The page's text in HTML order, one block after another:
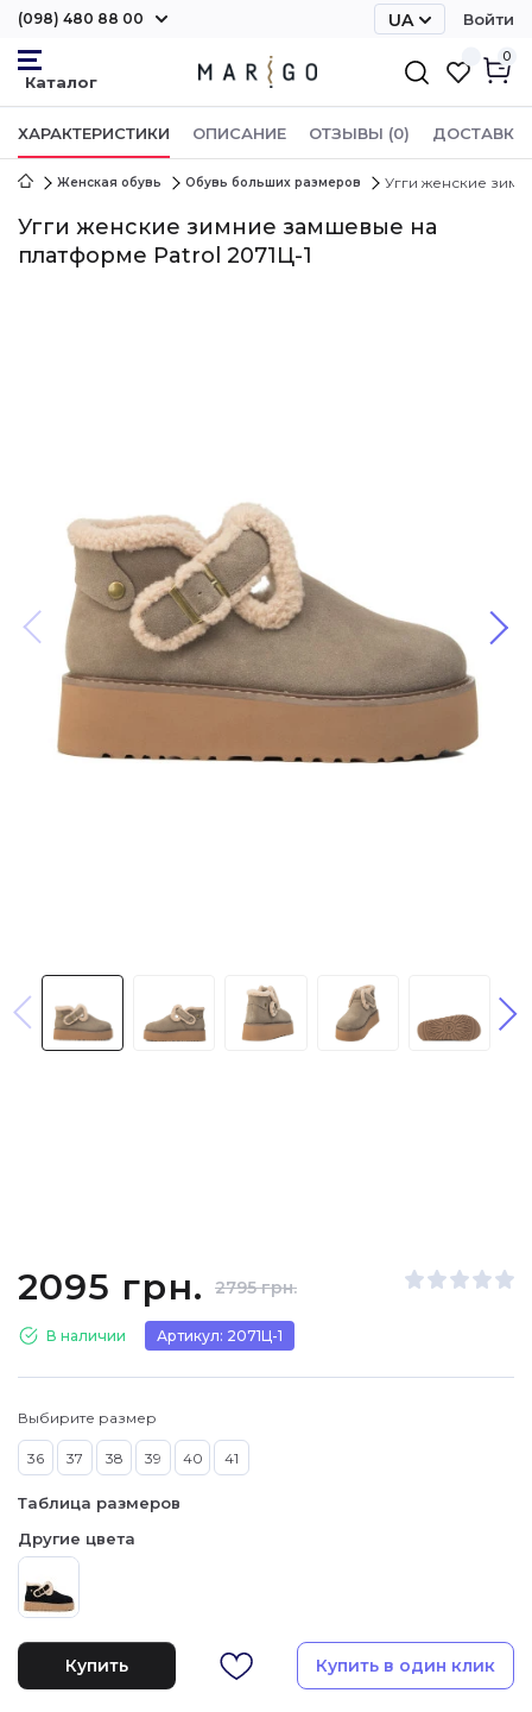
(098) 480 88 00 UA Войти
0
ХАРАКТЕРИСТИКИ ОПИСАНИЕ ОТЗЫВЫ (0) ДОСТАВКА
Женская обувь Обувь больших размеров Угги женские
Угги женские зимние замшевые на
платформе Patrol 2071Ц-1
2095 грн. 2795 грн.
В наличии Артикул: 2071Ц-1
Выбирите размер
36 37 38 39 40 41
Таблица размеров
Другие цвета
Купить Купить в один клик